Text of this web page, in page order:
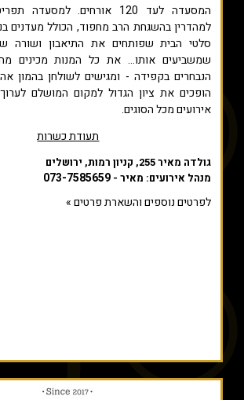
המסעדה לעד 120 אורחים.
למהדרין בהשגחת הרב מחפוד, הכולל מעדנים
סלטי הבית שפותחים את התיאבון ושורה
שמשביעים אותו... את כל המנות מכינים
הנבחרים בקפידה - ומגישים לשולחן בהמון
הופכים את ציון הגדול למקום המושלם
אירועים מכל הסוגים.
תעודת כשרות
גולדה מאיר 255, קניון רמות, ירושלים
מנהל אירועים: מאיר - 073-7585659
לפרטים נוספים והשארת פרטים »